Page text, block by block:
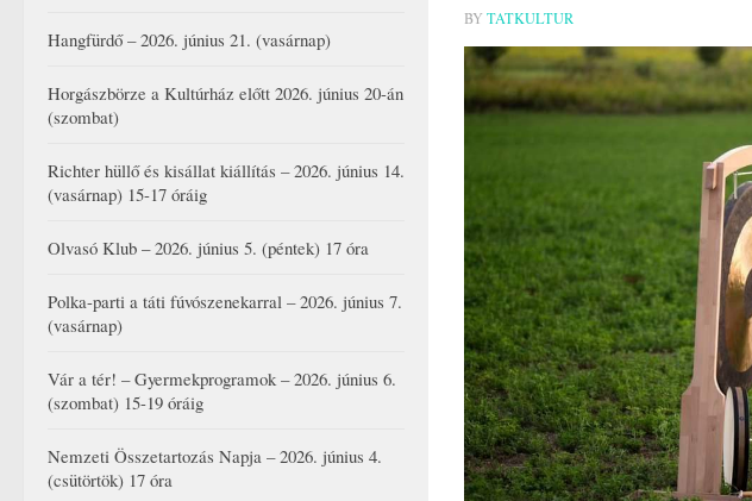
BY TATKULTUR
Hangfürdő – 2026. június 21. (vasárnap)
Horgászbörze a Kultúrház előtt 2026. június 20-án
(szombat)
Richter hüllő és kisállat kiállítás – 2026. június 14.
(vasárnap) 15-17 óráig
Olvasó Klub – 2026. június 5. (péntek) 17 óra
Polka-parti a táti fúvószenekarral – 2026. június 7.
(vasárnap)
Vár a tér! – Gyermekprogramok – 2026. június 6.
(szombat) 15-19 óráig
Nemzeti Összetartozás Napja – 2026. június 4.
(csütörtök) 17 óra